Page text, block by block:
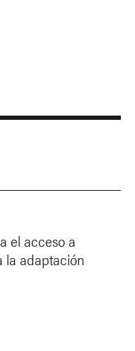
el acceso a
adaptación